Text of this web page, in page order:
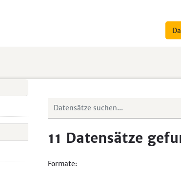
11 Datensätze
Formate: